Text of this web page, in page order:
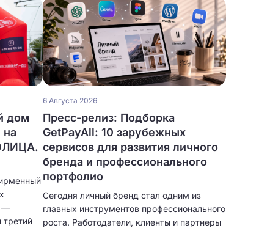
дом
на
—
третий
6 Августа 2026
Пресс-релиз: Подборка
GetPayAll: 10 зарубежных
сервисов для развития личного
бренда и профессионального
портфолио
Сегодня личный бренд стал одним из
главных инструментов профессионального
роста. Работодатели, клиенты и партнеры